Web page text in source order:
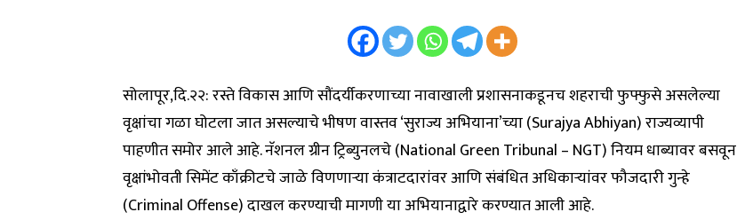
सोलापूर,दि.२२: रस्ते विकास आणि सौंदर्यीकरणाच्या नावाखाली प्रशासनाकडूनच शहराची फुफ्फुसे असलेल्या
वृक्षांचा गळा घोटला जात असल्याचे भीषण वास्तव ‘सुराज्य अभियाना’च्या (Surajya Abhiyan) राज्यव्यापी
पाहणीत समोर आले आहे. नॅशनल ग्रीन ट्रिब्युनलचे (National Green Tribunal – NGT) नियम धाब्यावर बसवून
वृक्षांभोवती सिमेंट काँक्रीटचे जाळे विणणाऱ्या कंत्राटदारांवर आणि संबंधित अधिकाऱ्यांवर फौजदारी गुन्हे
(Criminal Offense) दाखल करण्याची मागणी या अभियानाद्वारे करण्यात आली आहे.